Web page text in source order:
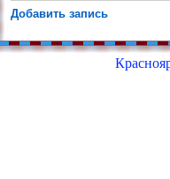
Добавить запись